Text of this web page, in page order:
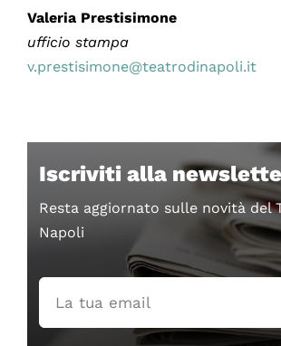
Valeria Prestisimone
ufficio stampa
v.prestisimone@teatrodinapoli.it
Iscriviti alla
Resta aggiornato sulle novità del
Napoli